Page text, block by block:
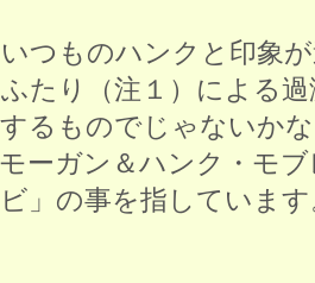
つものハンクと印象
たり（注１）による
るものでじゃないか
ーガン＆ハンク・モブ
」の事を指していま